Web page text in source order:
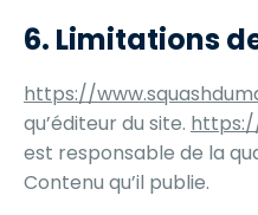
6. Limitations
https://
qu’éditeur du site.
est responsable de la
Contenu qu’il publie.